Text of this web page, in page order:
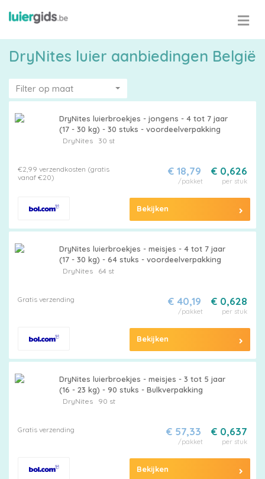
Kies
je
maat
DryNites luier aanbiedingen België
Filter op maat
DryNites luierbroekjes - jongens - 4 tot 7 jaar
(17 - 30 kg) - 30 stuks - voordeelverpakking
DryNites30 st
€2,99 verzendkosten (gratis
vanaf €20)
€ 0,626
per stuk
€ 18,79
/pakket
Bekijken
DryNites luierbroekjes - meisjes - 4 tot 7 jaar
(17 - 30 kg) - 64 stuks - voordeelverpakking
DryNites64 st
Gratis verzending € 0,628
per stuk
€ 40,19
/pakket
Bekijken
DryNites luierbroekjes - meisjes - 3 tot 5 jaar
(16 - 23 kg) - 90 stuks - Bulkverpakking
DryNites90 st
Gratis verzending € 0,637
per stuk
€ 57,33
/pakket
Bekijken